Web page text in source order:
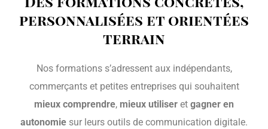
personnalisées et orientées
terrain
Nos formations s’adressent aux indépendants,
commerçants et petites entreprises qui souhaitent
mieux comprendre, mieux utiliser et gagner en
autonomie sur leurs outils de communication digitale.